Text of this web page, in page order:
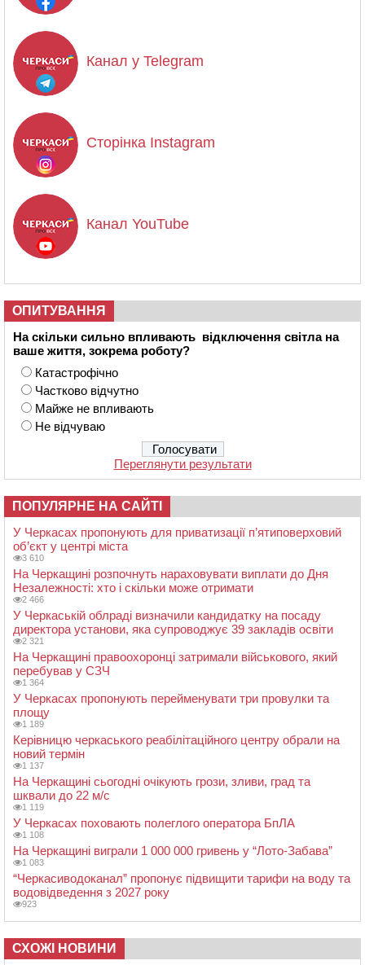
Канал у Telegram
Сторінка Instagram
Канал YouTube
ОПИТУВАННЯ
На скільки сильно впливають відключення світла на
ваше життя, зокрема роботу?
Катастрофічно
Частково відчутно
Майже не впливають
Не відчуваю
Переглянути результати
ПОПУЛЯРНЕ НА САЙТІ
У Черкасах пропонують для приватизації п’ятиповерховий
об’єкт у центрі міста
3 610
На Черкащині розпочнуть нараховувати виплати до Дня
Незалежності: хто і скільки може отримати
2 466
У Черкаській облраді визначили кандидатку на посаду
директора установи, яка супроводжує 39 закладів освіти
2 321
На Черкащині правоохоронці затримали військового, який
перебував у СЗЧ
1 364
У Черкасах пропонують перейменувати три провулки та
площу
1 189
Керівницю черкаського реабілітаційного центру обрали на
новий термін
1 137
На Черкащині сьогодні очікують грози, зливи, град та
шквали до 22 м/с
1 119
У Черкасах поховають полеглого оператора БпЛА
1 108
На Черкащині виграли 1 000 000 гривень у “Лото-Забава”
1 083
“Черкасиводоканал” пропонує підвищити тарифи на воду та
водовідведення з 2027 року
923
СХОЖІ НОВИНИ